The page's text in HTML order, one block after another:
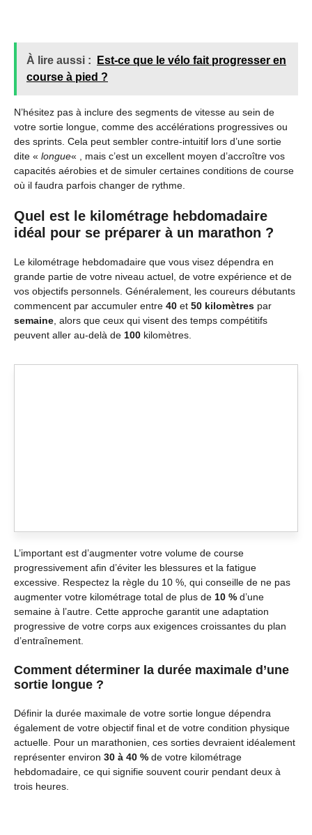
À lire aussi :
Est-ce que le vélo fait progresser en
course à pied ?
N’hésitez pas à inclure des segments de vitesse au sein de
votre sortie longue, comme des accélérations progressives ou
des sprints. Cela peut sembler contre-intuitif lors d’une sortie
dite « longue« , mais c’est un excellent moyen d’accroître vos
capacités aérobies et de simuler certaines conditions de course
où il faudra parfois changer de rythme.
Quel est le kilométrage hebdomadaire
idéal pour se préparer à un marathon ?
Le kilométrage hebdomadaire que vous visez dépendra en
grande partie de votre niveau actuel, de votre expérience et de
vos objectifs personnels. Généralement, les coureurs débutants
commencent par accumuler entre 40 et 50 kilomètres par
semaine , alors que ceux qui visent des temps compétitifs
peuvent aller au-delà de 100 kilomètres.
L’important est d’augmenter votre volume de course
progressivement afin d’éviter les blessures et la fatigue
excessive. Respectez la règle du 10 %, qui conseille de ne pas
augmenter votre kilométrage total de plus de 10 % d’une
semaine à l’autre. Cette approche garantit une adaptation
progressive de votre corps aux exigences croissantes du plan
d’entraînement.
Comment déterminer la durée maximale d’une
sortie longue ?
Définir la durée maximale de votre sortie longue dépendra
également de votre objectif final et de votre condition physique
actuelle. Pour un marathonien, ces sorties devraient idéalement
représenter environ 30 à 40 % de votre kilométrage
hebdomadaire, ce qui signifie souvent courir pendant deux à
trois heures.